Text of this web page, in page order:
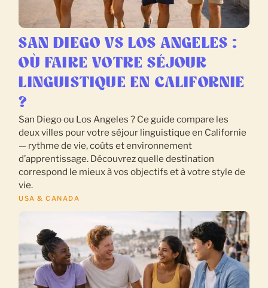
SAN DIEGO VS LOS ANGELES :
OÙ FAIRE VOTRE SÉJOUR
LINGUISTIQUE EN CALIFORNIE
?
San Diego ou Los Angeles ? Ce guide compare les
deux villes pour votre séjour linguistique en Californie
— rythme de vie, coûts et environnement
d’apprentissage. Découvrez quelle destination
correspond le mieux à vos objectifs et à votre style de
vie.
USA & CANADA